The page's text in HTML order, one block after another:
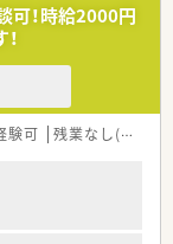
しないため、プ
人薬剤師になるこ
況でも協力し合え
づき、社員の接客
可！時給2000円
験可 残業なし(ほぼなし含む)